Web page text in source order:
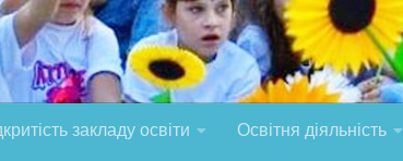
закладу освіти Освітня діяльність